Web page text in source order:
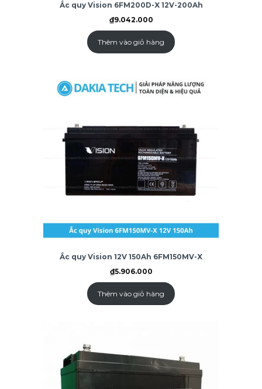
Ắc quy Vision 6FM200D-X 12V-200Ah
₫9.042.000
Thêm vào giỏ hàng
Ắc quy Vision 12V 150Ah 6FM150MV-X
₫5.906.000
Thêm vào giỏ hàng